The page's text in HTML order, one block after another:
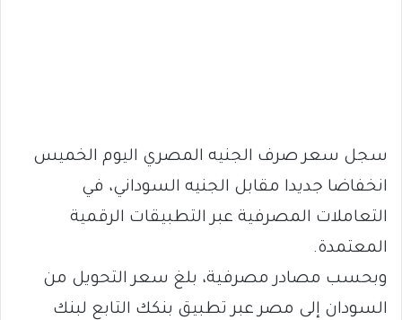
سجل سعر صرف الجنيه المصري اليوم الخميس
انخفاضا جديدا مقابل الجنيه السوداني، في
التعاملات المصرفية عبر التطبيقات الرقمية
المعتمدة.
وبحسب مصادر مصرفية، بلغ سعر التحويل من
السودان إلى مصر عبر تطبيق بنكك التابع لبنك